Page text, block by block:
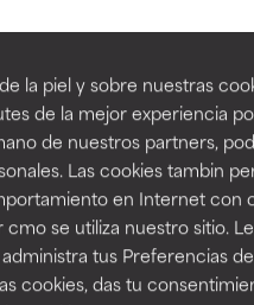
la piel y sobre nuestras
de la mejor experiencia
de nuestros partners,
Las cookies tambin
en Internet con
se utiliza nuestro sitio.
tus Preferencias de
cookies, das tu
Regulations
excelente, suelen ser
fórmula.
apariencia, estabilidad o
respaldo científico.
excelente, suelen ser
fórmula.
apariencia, estabilidad o
respaldo científico.